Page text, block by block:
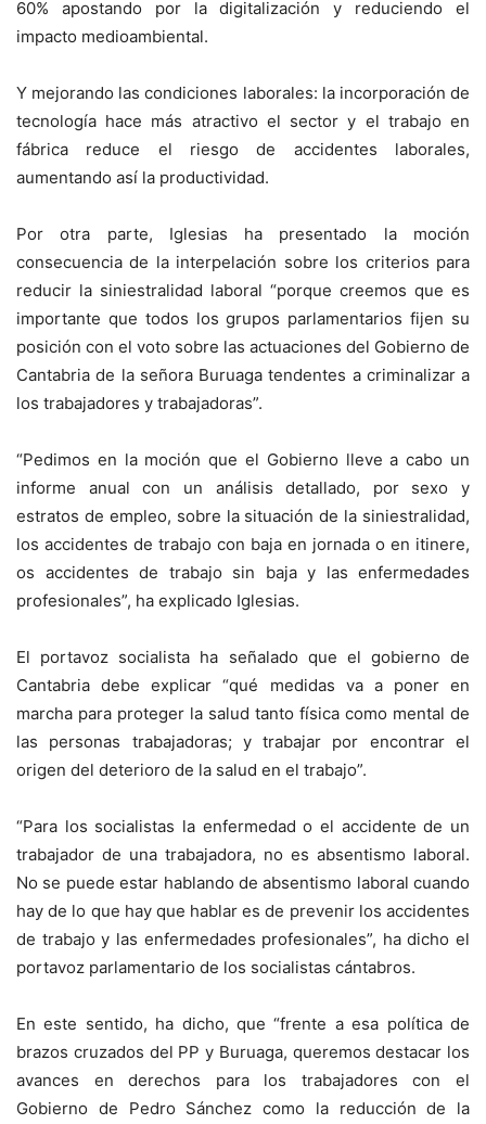
60% apostando por la digitalización y reduciendo el
impacto medioambiental.
Y mejorando las condiciones laborales: la incorporación de
tecnología hace más atractivo el sector y el trabajo en
fábrica reduce el riesgo de accidentes laborales,
aumentando así la productividad.
Por otra parte, Iglesias ha presentado la moción
consecuencia de la interpelación sobre los criterios para
reducir la siniestralidad laboral “porque creemos que es
importante que todos los grupos parlamentarios fijen su
posición con el voto sobre las actuaciones del Gobierno de
Cantabria de la señora Buruaga tendentes a criminalizar a
los trabajadores y trabajadoras”.
“Pedimos en la moción que el Gobierno lleve a cabo un
informe anual con un análisis detallado, por sexo y
estratos de empleo, sobre la situación de la siniestralidad,
los accidentes de trabajo con baja en jornada o en itinere,
os accidentes de trabajo sin baja y las enfermedades
profesionales”, ha explicado Iglesias.
El portavoz socialista ha señalado que el gobierno de
Cantabria debe explicar “qué medidas va a poner en
marcha para proteger la salud tanto física como mental de
las personas trabajadoras; y trabajar por encontrar el
origen del deterioro de la salud en el trabajo”.
“Para los socialistas la enfermedad o el accidente de un
trabajador de una trabajadora, no es absentismo laboral.
No se puede estar hablando de absentismo laboral cuando
hay de lo que hay que hablar es de prevenir los accidentes
de trabajo y las enfermedades profesionales”, ha dicho el
portavoz parlamentario de los socialistas cántabros.
En este sentido, ha dicho, que “frente a esa política de
brazos cruzados del PP y Buruaga, queremos destacar los
avances en derechos para los trabajadores con el
Gobierno de Pedro Sánchez como la reducción de la